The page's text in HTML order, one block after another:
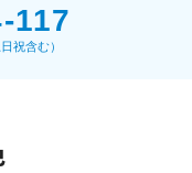
117
祝含む）